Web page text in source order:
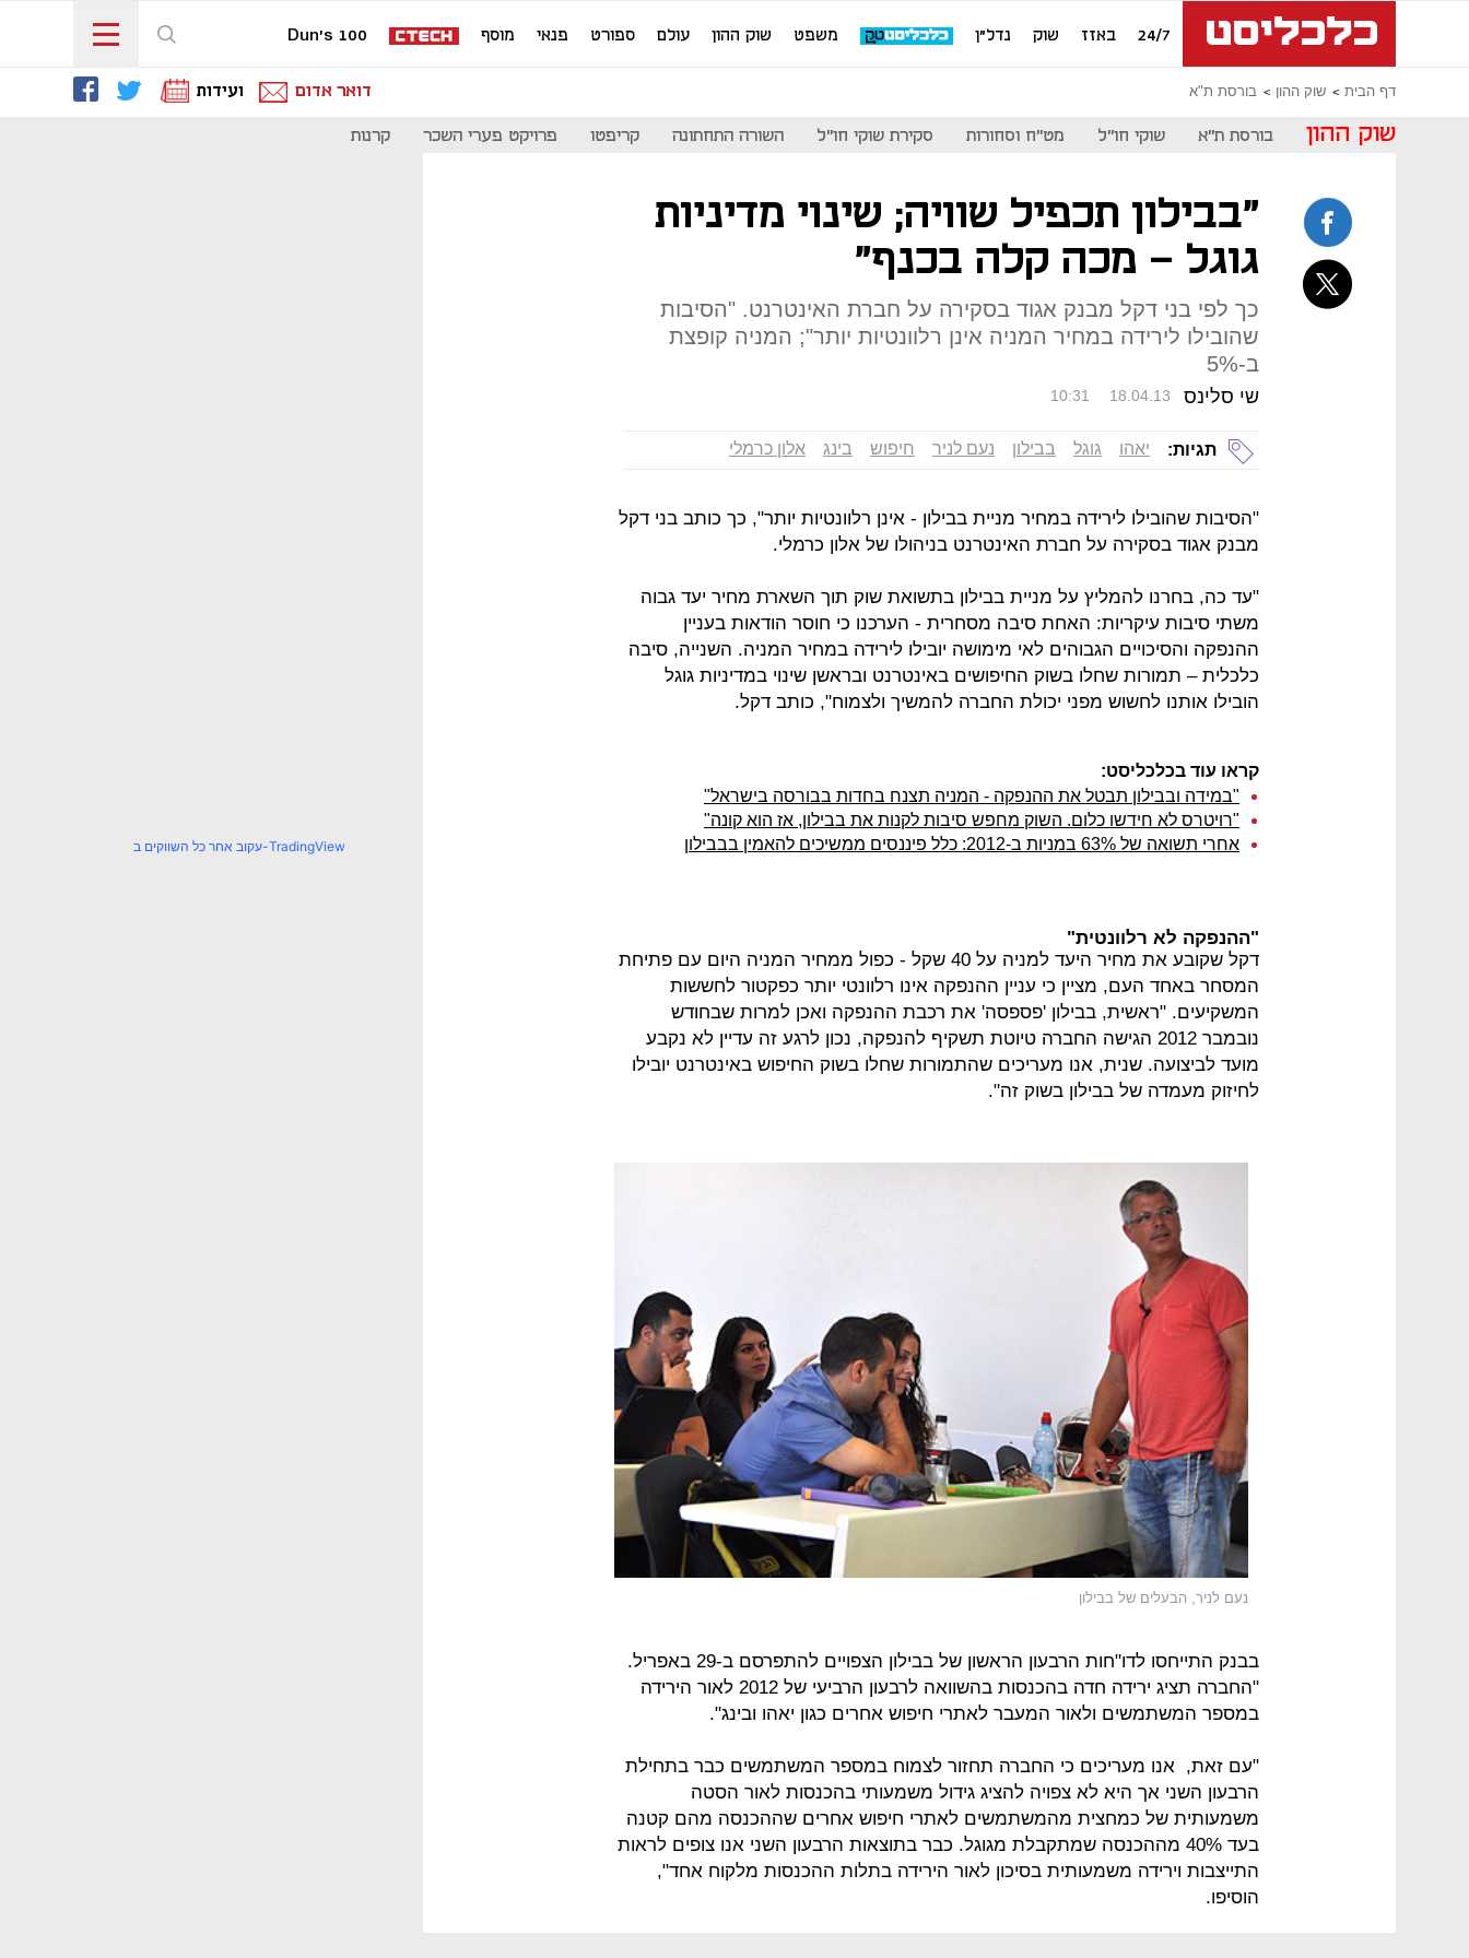
24/7 באזז שוק נדל"ן משפט שוק ההון עולם ספורט פנאי מוסף Dun's 100
דף הבית שוק ההון בורסת ת"א דואר אדום ועידות
שוק ההון בורסת ת"א שוקי חו"ל מט"ח וסחורות סקירת שוקי חו"ל השורה התחתונה קריפטו פרויקט פערי השכר קרנות
"בבילון תכפיל שוויה; שינוי מדיניות
גוגל - מכה קלה בכנף"
כך לפי בני דקל מבנק אגוד בסקירה על חברת האינטרנט. "הסיבות
שהובילו לירידה במחיר המניה אינן רלוונטיות יותר"; המניה קופצת
ב-5%
שי סלינס 10:31 18.04.13
תגיות: יאהו גוגל בבילון נעם לניר חיפוש בינג אלון כרמלי
"הסיבות שהובילו לירידה במחיר מניית בבילון - אינן רלוונטיות יותר", כך כותב בני דקל
מבנק אגוד בסקירה על חברת האינטרנט בניהולו של אלון כרמלי.
"עד כה, בחרנו להמליץ על מניית בבילון בתשואת שוק תוך השארת מחיר יעד גבוה
משתי סיבות עיקריות: האחת סיבה מסחרית - הערכנו כי חוסר הודאות בעניין
ההנפקה והסיכויים הגבוהים לאי מימושה יובילו לירידה במחיר המניה. השנייה, סיבה
כלכלית – תמורות שחלו בשוק החיפושים באינטרנט ובראשן שינוי במדיניות גוגל
הובילו אותנו לחשוש מפני יכולת החברה להמשיך ולצמוח", כותב דקל.
קראו עוד בכלכליסט:
"במידה ובבילון תבטל את ההנפקה - המניה תצנח בחדות בבורסה בישראל"
"רויטרס לא חידשו כלום. השוק מחפש סיבות לקנות את בבילון, אז הוא קונה"
אחרי תשואה של 63% במניות ב-2012: כלל פיננסים ממשיכים להאמין בבבילון
"ההנפקה לא רלוונטית"
דקל שקובע את מחיר היעד למניה על 40 שקל - כפול ממחיר המניה היום עם פתיחת
המסחר באחד העם, מציין כי עניין ההנפקה אינו רלוונטי יותר כפקטור לחששות
המשקיעים. "ראשית, בבילון 'פספסה' את רכבת ההנפקה ואכן למרות שבחודש
נובמבר 2012 הגישה החברה טיוטת תשקיף להנפקה, נכון לרגע זה עדיין לא נקבע
מועד לביצועה. שנית, אנו מעריכים שהתמורות שחלו בשוק החיפוש באינטרנט יובילו
לחיזוק מעמדה של בבילון בשוק זה".
נעם לניר, הבעלים של בבילון
בבנק התייחסו לדו"חות הרבעון הראשון של בבילון הצפויים להתפרסם ב-29 באפריל.
"החברה תציג ירידה חדה בהכנסות בהשוואה לרבעון הרביעי של 2012 לאור הירידה
במספר המשתמשים ולאור המעבר לאתרי חיפוש אחרים כגון יאהו ובינג".
"עם זאת, אנו מעריכים כי החברה תחזור לצמוח במספר המשתמשים כבר בתחילת
הרבעון השני אך היא לא צפויה להציג גידול משמעותי בהכנסות לאור הסטה
משמעותית של כמחצית מהמשתמשים לאתרי חיפוש אחרים שההכנסה מהם קטנה
בעד 40% מההכנסה שמתקבלת מגוגל. כבר בתוצאות הרבעון השני אנו צופים לראות
התייצבות וירידה משמעותית בסיכון לאור הירידה בתלות ההכנסות מלקוח אחד",
הוסיפו.
עקוב אחר כל השווקים ב-TradingView